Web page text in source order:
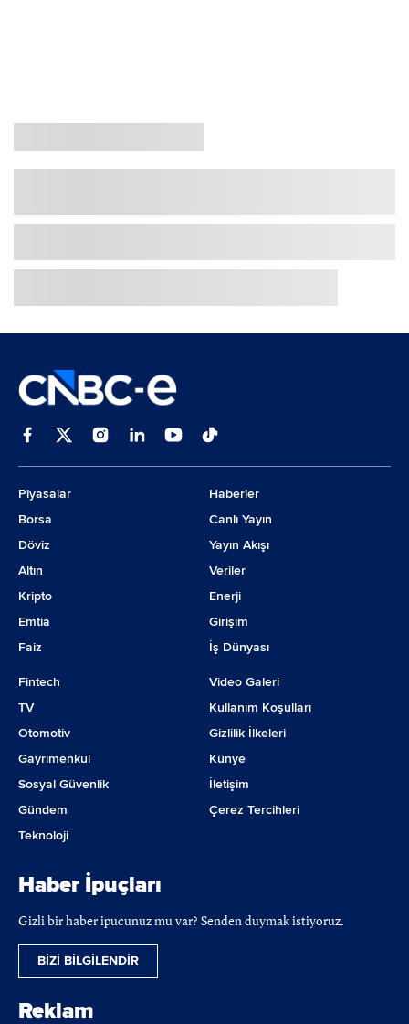
Piyasalar
Borsa
Döviz
Altın
Kripto
Emtia
Faiz
Haberler
Canlı Yayın
Yayın Akışı
Veriler
Enerji
Girişim
İş Dünyası
Fintech
TV
Otomotiv
Gayrimenkul
Sosyal Güvenlik
Gündem
Teknoloji
Video Galeri
Kullanım Koşulları
Gizlilik İlkeleri
Künye
İletişim
Çerez Tercihleri
Haber İpuçları
Gizli bir haber ipucunuz mu var? Senden duymak istiyoruz.
BİZİ BİLGİLENDİR
Reklam